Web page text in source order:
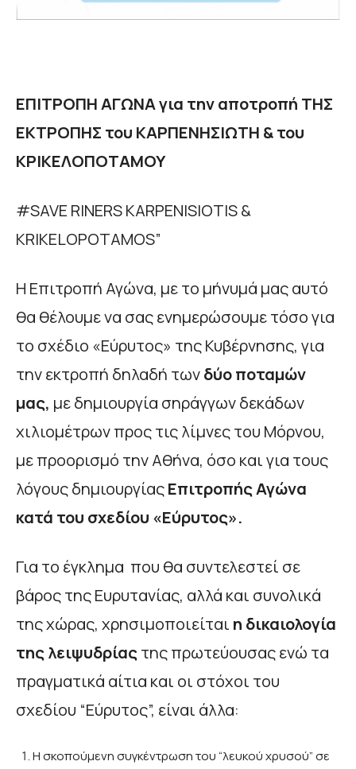
ΕΠΙΤΡΟΠΗ ΑΓΩΝΑ για την αποτροπή ΤΗΣ
ΕΚΤΡΟΠΗΣ του ΚΑΡΠΕΝΗΣΙΩΤΗ & του
ΚΡΙΚΕΛΟΠΟΤΑΜΟΥ
#SAVE RINERS KARPENISIOTIS &
KRIKELOPOTAMOS”
Η Επιτροπή Αγώνα, με το μήνυμά μας αυτό
θα θέλουμε να σας ενημερώσουμε τόσο για
το σχέδιο «Εύρυτος» της Κυβέρνησης, για
την εκτροπή δηλαδή τωνδύο ποταμών
μας, με δημιουργία σηράγγων δεκάδων
χιλιομέτρων προς τις λίμνες του Μόρνου,
με προορισμό την Αθήνα, όσο και για τους
λόγους δημιουργίαςΕπιτροπής Αγώνα
κατά του σχεδίου «Εύρυτος».
Για το έγκλημα που θα συντελεστεί σε
βάρος της Ευρυτανίας, αλλά και συνολικά
της χώρας, χρησιμοποιείται η δικαιολογία
της λειψυδρίαςτης πρωτεύουσας ενώ τα
πραγματικά αίτια και οι στόχοι του
σχεδίου “Εύρυτος”, είναι άλλα:
Η σκοπούμενη συγκέντρωση του “λευκού χρυσού” σε